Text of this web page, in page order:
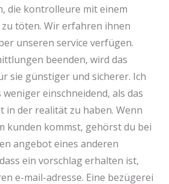
die kontrolleure mit einem
töten. Wir erfahren ihnen
unseren service verfügen.
beenden, wird das
sie günstiger und sicherer. Ich
einschneidend, als das
in der realität zu haben. Wenn
kunden kommst, gehörst du bei
angebot eines anderen
ein vorschlag erhalten ist,
e-mail-adresse. Eine bezügerei